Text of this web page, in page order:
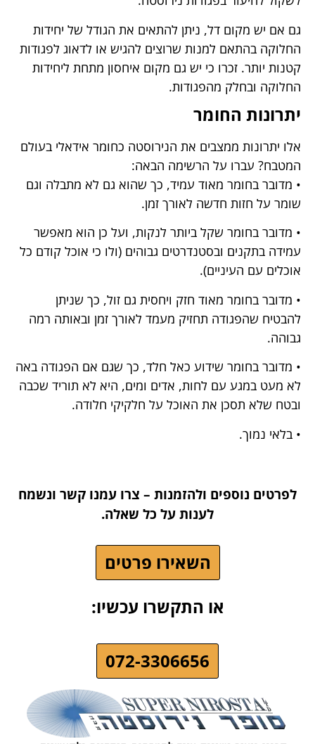
גם אם יש מקום דל, ניתן להתאים את הגודל של יחידות
החלוקה בהתאם למנות שרוצים להגיש או לדאוג לפגודות
קטנות יותר. זכרו כי יש גם מקום איחסון מתחת ליחידות
החלוקה ובחלק מהפגודות.
יתרונות החומר
אלו יתרונות ממצבים את הנירוסטה כחומר אידאלי בעולם
המטבח? עברו על הרשימה הבאה:
• מדובר בחומר מאוד עמיד, כך שהוא גם לא מתבלה וגם
שומר על חזות חדשה לאורך זמן.
• מדובר בחומר שקל ביותר לנקות, ועל כן הוא מאפשר
עמידה בתקנים ובסטנדרטים גבוהים (ולו כי אוכל קודם כל
אוכלים עם העיניים).
• מדובר בחומר מאוד חזק ויחסית גם זול, כך שניתן
להבטיח שהפגודה תחזיק מעמד לאורך זמן ובאותה רמה
גבוהה.
• מדובר בחומר שידוע כאל חלד, כך שגם אם הפגודה באה
לא מעט במגע עם לחות, אדים ומים, היא לא תוריד שכבה
ובטח שלא תסכן את האוכל על חלקיקי חלודה.
• בלאי נמוך.
לפרטים נוספים ולהזמנות – צרו עמנו קשר ונשמח
לענות על כל שאלה.
השאירו פרטים
או התקשרו עכשיו:
072-3306656